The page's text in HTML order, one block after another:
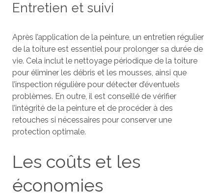
Entretien et suivi
Après l’application de la peinture, un entretien régulier
de la toiture est essentiel pour prolonger sa durée de
vie. Cela inclut le nettoyage périodique de la toiture
pour éliminer les débris et les mousses, ainsi que
l’inspection régulière pour détecter d’éventuels
problèmes. En outre, il est conseillé de vérifier
l’intégrité de la peinture et de procéder à des
retouches si nécessaires pour conserver une
protection optimale.
Les coûts et les
économies